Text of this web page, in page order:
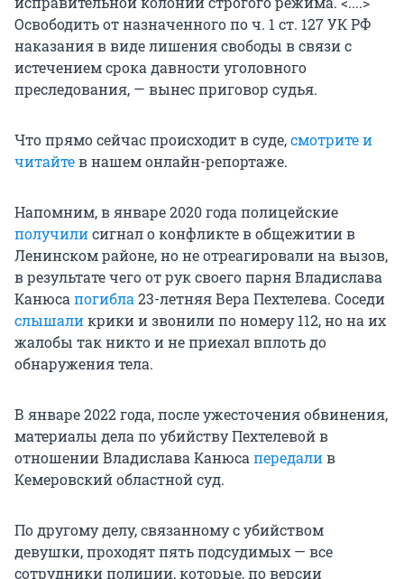
Освободить от назначенного по ч. 1 ст. 127 УК РФ
наказания в виде лишения свободы в связи с
истечением срока давности уголовного
преследования, — вынес приговор судья.
Что прямо сейчас происходит в суде,смотрите и
читайтев нашем онлайн-репортаже.
Напомним, в январе 2020 года полицейские
получилисигнал о конфликте в общежитии в
Ленинском районе, но не отреагировали на вызов,
в результате чего от рук своего парня Владислава
Канюса погибла 23-летняя Вера Пехтелева. Соседи
слышаликрики и звонили по номеру 112, но на их
жалобы так никто и не приехал вплоть до
обнаружения тела.
В январе 2022 года, после ужесточения обвинения,
материалы дела по убийству Пехтелевой в
отношении Владислава Канюса передалив
Кемеровский областной суд.
По другому делу, связанному с убийством
девушки, проходят пять подсудимых — все
сотрудники полиции, которые, по версии